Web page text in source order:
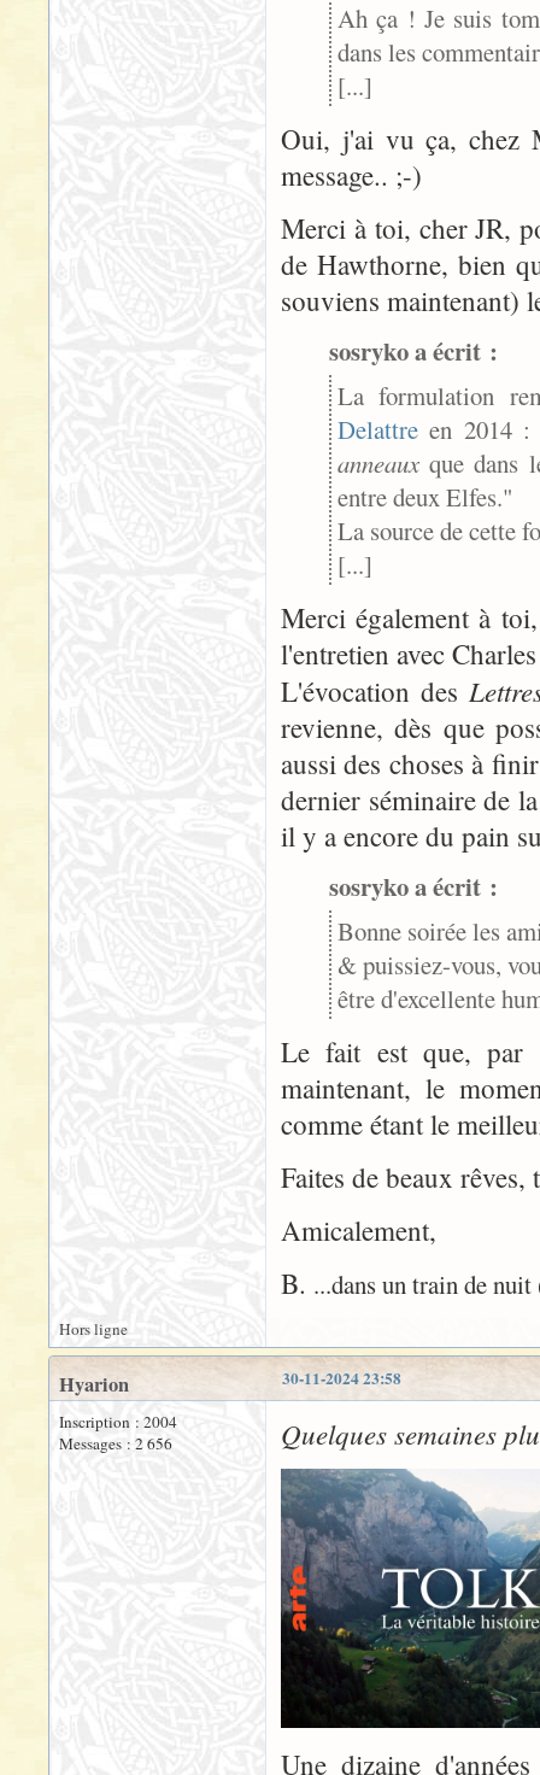
Ah ça ! Je suis
dans les
[...]
Oui, j'ai vu ça, chez
message.. ;-)
Merci à toi, cher JR,
de Hawthorne, bien
souviens maintenant)
sosryko a écrit :
La formulation
Delattre en 2014
anneaux que dans
entre deux Elfes."
La source de cette
[...]
Merci également à
l'entretien avec
L'évocation des
revienne, dès que
aussi des choses à
dernier séminaire de
il y a encore du pain
sosryko a écrit :
Bonne soirée les
& puissiez-vous,
être d'excellente
Le fait est que, par
maintenant, le
comme étant le
Faites de beaux rêves,
Amicalement,
B. ...dans un train de
Hors ligne
30-11-2024 23:58
Hyarion
Inscription : 2004
Messages : 2 656
Quelques semaines
Une dizaine